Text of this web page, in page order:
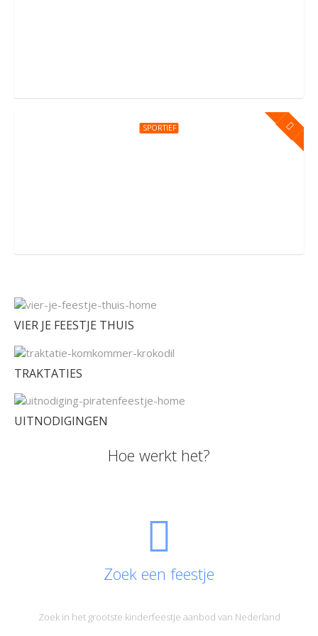
SPORTIEF
VIER JE FEESTJE THUIS
TRAKTATIES
UITNODIGINGEN
Hoe werkt het?
Zoek een feestje
Zoek in het grootste kinderfeestje aanbod van Nederland